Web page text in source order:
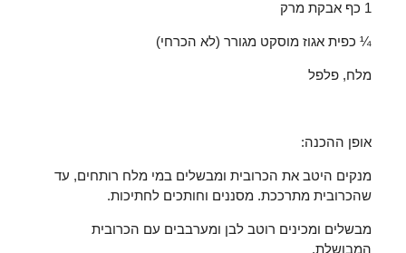
1 כף אבקת מרק
¼ כפית אגוז מוסקט מגורר (לא הכרחי)
מלח, פלפל
אופן ההכנה:
מנקים היטב את הכרובית ומבשלים במי מלח רותחים, עד
שהכרובית מתרככת. מסננים וחותכים לחתיכות.
מבשלים ומכינים רוטב לבן ומערבבים עם הכרובית
המבושלת.